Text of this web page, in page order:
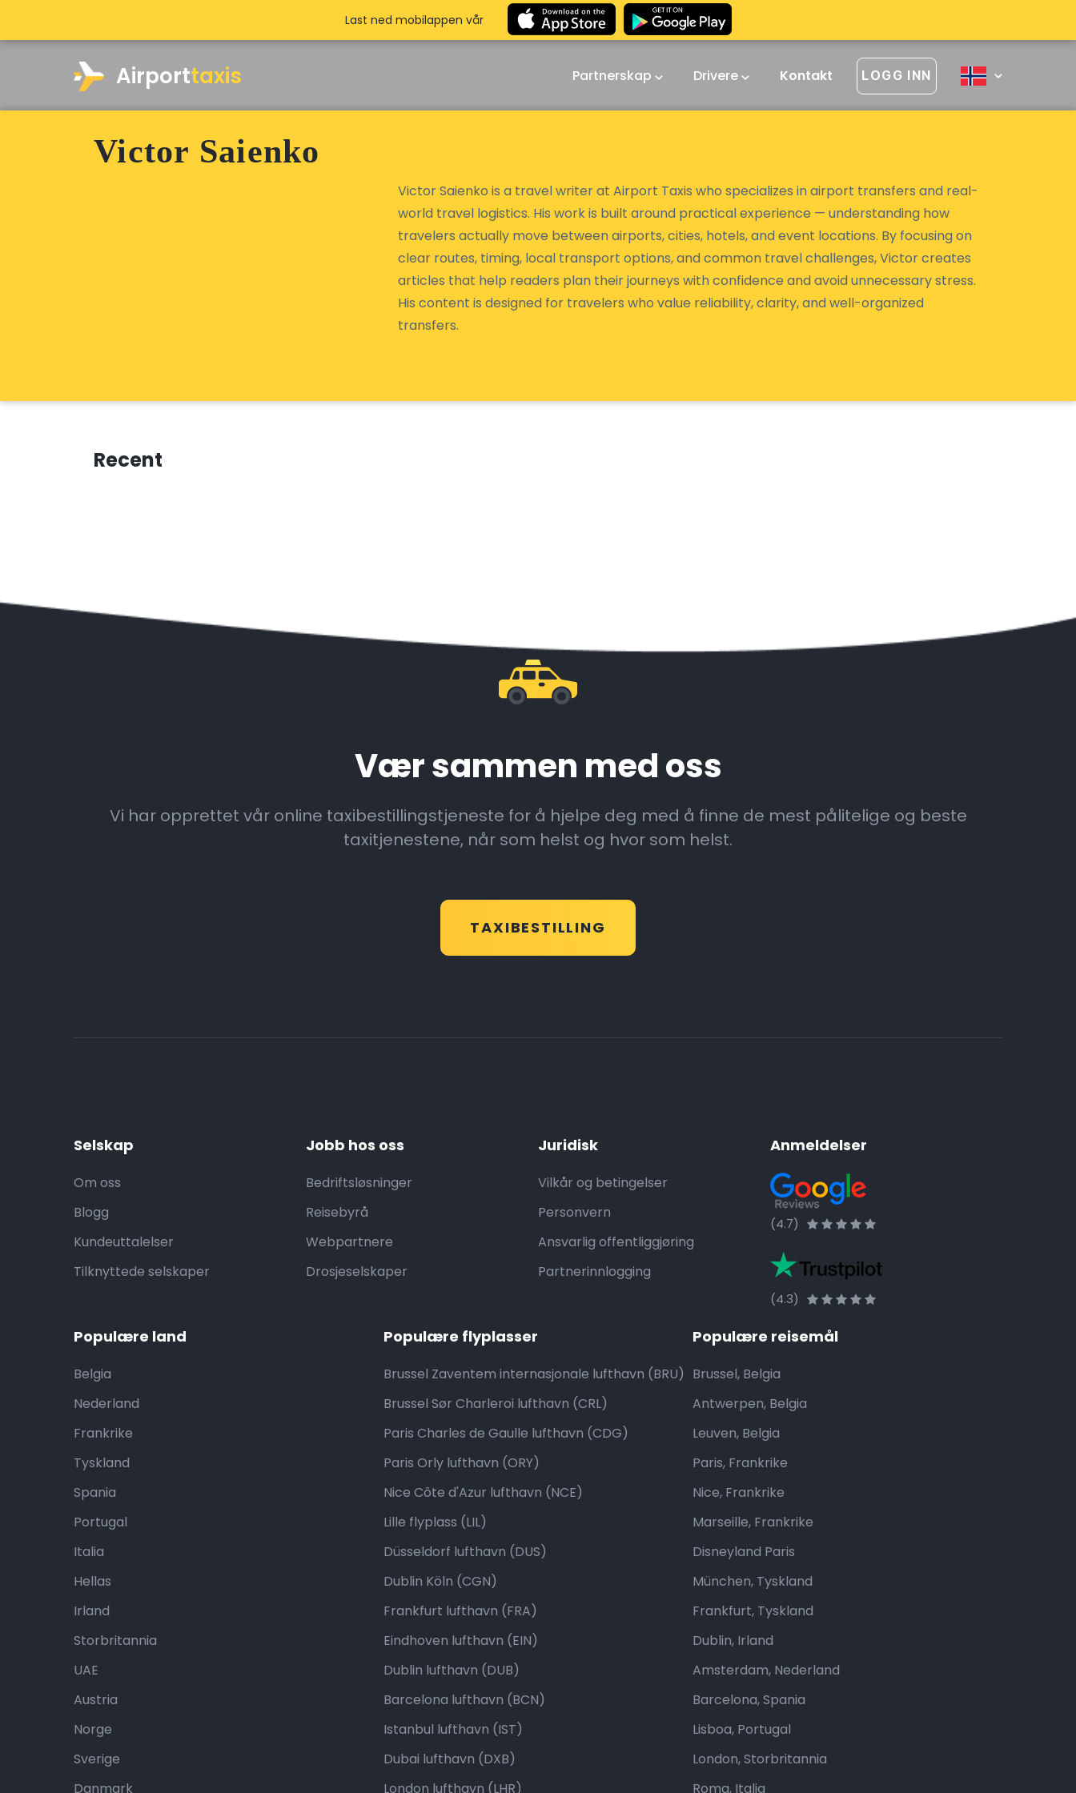
Airporttaxis Partnerskap Drivere Kontakt LOGG INN
Last ned mobilappen vår
Victor Saienko
Victor Saienko is a travel writer at Airport Taxis who specializes in airport transfers and real-
world travel logistics. His work is built around practical experience — understanding how
travelers actually move between airports, cities, hotels, and event locations. By focusing on
clear routes, timing, local transport options, and common travel challenges, Victor creates
articles that help readers plan their journeys with confidence and avoid unnecessary stress.
His content is designed for travelers who value reliability, clarity, and well-organized
transfers.
Recent
Vær sammen med oss
Vi har opprettet vår online taxibestillingstjeneste for å hjelpe deg med å finne de mest pålitelige og beste
taxitjenestene, når som helst og hvor som helst.
TAXIBESTILLING
Selskap
Om oss
Blogg
Kundeuttalelser
Tilknyttede selskaper
Jobb hos oss
Bedriftsløsninger
Reisebyrå
Webpartnere
Drosjeselskaper
Juridisk
Vilkår og betingelser
Personvern
Ansvarlig offentliggjøring
Partnerinnlogging
Anmeldelser
(4.7)
(4.3)
Populære land
Belgia
Nederland
Frankrike
Tyskland
Spania
Portugal
Italia
Hellas
Irland
Storbritannia
UAE
Austria
Norge
Sverige
Danmark
Populære flyplasser
Brussel Zaventem internasjonale lufthavn (BRU)
Brussel Sør Charleroi lufthavn (CRL)
Paris Charles de Gaulle lufthavn (CDG)
Paris Orly lufthavn (ORY)
Nice Côte d'Azur lufthavn (NCE)
Lille flyplass (LIL)
Düsseldorf lufthavn (DUS)
Dublin Köln (CGN)
Frankfurt lufthavn (FRA)
Eindhoven lufthavn (EIN)
Dublin lufthavn (DUB)
Barcelona lufthavn (BCN)
Istanbul lufthavn (IST)
Dubai lufthavn (DXB)
London lufthavn (LHR)
Populære reisemål
Brussel, Belgia
Antwerpen, Belgia
Leuven, Belgia
Paris, Frankrike
Nice, Frankrike
Marseille, Frankrike
Disneyland Paris
München, Tyskland
Frankfurt, Tyskland
Dublin, Irland
Amsterdam, Nederland
Barcelona, Spania
Lisboa, Portugal
London, Storbritannia
Roma, Italia